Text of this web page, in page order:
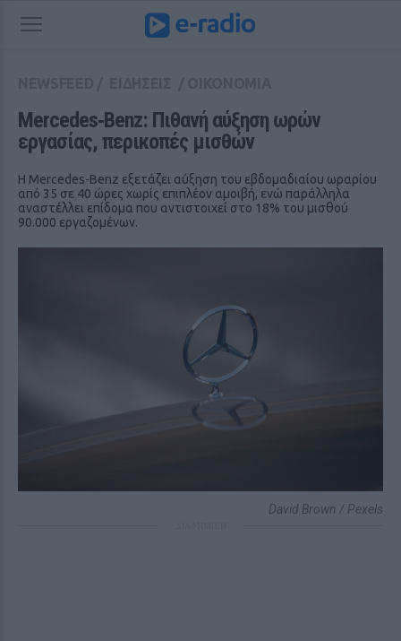
Mercedes‑Benz: Πιθανή αύξηση ωρών
εργασίας, περικοπές μισθών
Η Mercedes-Benz εξετάζει αύξηση του εβδομαδιαίου ωραρίου
από 35 σε 40 ώρες χωρίς επιπλέον αμοιβή, ενώ παράλληλα
αναστέλλει επίδομα που αντιστοιχεί στο 18% του μισθού
90.000 εργαζομένων.
David Brown / Pexels